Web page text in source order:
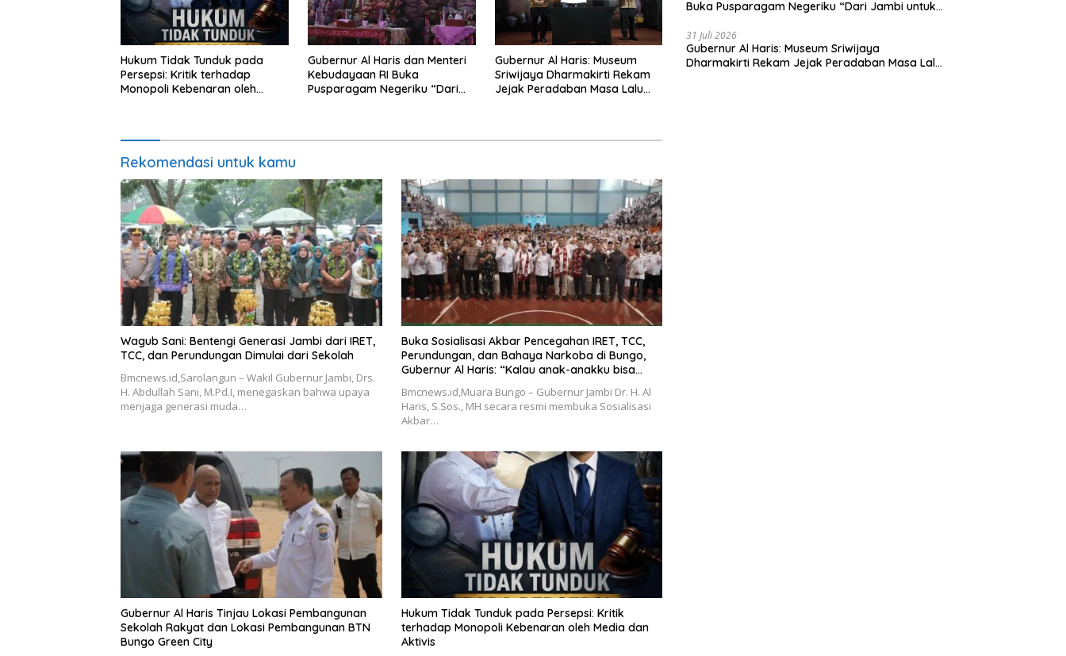
Hukum Tidak Tunduk pada
Persepsi: Kritik terhadap
Monopoli Kebenaran oleh
Gubernur Al Haris dan Menteri
Kebudayaan RI Buka
Pusparagam Negeriku “Dari
Gubernur Al Haris: Museum
Sriwijaya Dharmakirti Rekam
Jejak Peradaban Masa Lalu
Rekomendasi untuk kamu
Wagub Sani: Bentengi Generasi Jambi dari IRET,
TCC, dan Perundungan Dimulai dari Sekolah
Bmcnews.id,Sarolangun – Wakil Gubernur Jambi, Drs.
H. Abdullah Sani, M.Pd.I, menegaskan bahwa upaya
menjaga generasi muda…
Buka Sosialisasi Akbar Pencegahan IRET, TCC,
Perundungan, dan Bahaya Narkoba di Bungo,
Gubernur Al Haris: “Kalau anak-anakku bisa
tangan”
Bmcnews.id,Muara Bungo – Gubernur Jambi Dr. H. Al
Haris, S.Sos., MH secara resmi membuka Sosialisasi
Akbar…
Gubernur Al Haris Tinjau Lokasi Pembangunan
Sekolah Rakyat dan Lokasi Pembangunan BTN
Bungo Green City
Hukum Tidak Tunduk pada Persepsi: Kritik
terhadap Monopoli Kebenaran oleh Media dan
Aktivis
Buka Pusparagam Negeriku “Dari Jambi untuk
Dorong Ekonomi Kreatif
31 Juli 2026
Gubernur Al Haris: Museum Sriwijaya
Dharmakirti Rekam Jejak Peradaban Masa Lalu